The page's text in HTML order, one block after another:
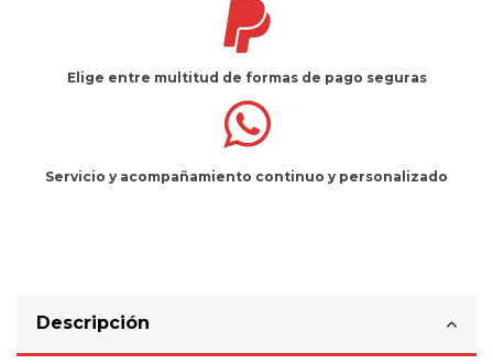
Elige entre multitud de formas de pago seguras
Servicio y acompañamiento continuo y personalizado
Descripción